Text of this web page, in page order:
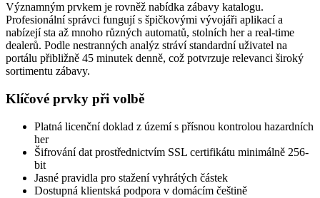
Významným prvkem je rovněž nabídka zábavy katalogu.
Profesionální správci fungují s špičkovými vývojáři aplikací a
nabízejí sta až mnoho různých automatů, stolních her a real-time
dealerů. Podle nestranných analýz stráví standardní uživatel na
portálu přibližně 45 minutek denně, což potvrzuje relevanci široký
sortimentu zábavy.
Klíčové prvky při volbě
Platná licenční doklad z území s přísnou kontrolou hazardních
her
Šifrování dat prostřednictvím SSL certifikátu minimálně 256-
bit
Jasné pravidla pro stažení vyhrátých částek
Dostupná klientská podpora v domácím češtině